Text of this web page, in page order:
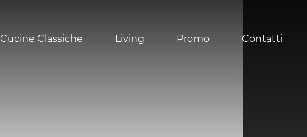
Cucine Classiche Living Promo Contatti